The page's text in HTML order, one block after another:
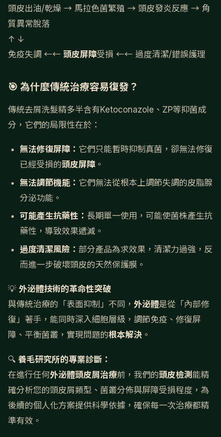
頭皮出油/乾燥 → 馬拉色菌繁殖 → 頭皮發炎反應 → 角
質異常脫落
↑ ↓
免疫失調 ←← 頭皮屏障受損 ←← 過度清潔/錯誤護理
🎯 為什麼傳統治療容易復發？
傳統去屑洗髮精多半含有Ketoconazole、ZP等抑菌成
分，它們的局限性在於：
無法修復屏障： 它們只能暫時抑制真菌，卻無法修復
已經受損的頭皮屏障 。
無法調節機能： 它們無法從根本上調節失調的皮脂腺
分泌功能。
可能產生抗藥性： 長期單一使用，可能使菌株產生抗
藥性，導致效果遞減。
過度清潔風險： 部分產品為求效果，清潔力過強，反
而進一步破壞頭皮的天然保護膜。
💡 外泌體技術的革命性突破
與傳統治療的「表面抑制」不同， 外泌體是從「內部修
復」著手，能同時深入細胞層級，調節免疫、修復屏
障、平衡菌叢，實現問題的根本解決 。
🔍 養毛研究所的專業診斷：
在進行任何外泌體頭皮屑治療前，我們的頭皮檢測 能精
確分析您的頭皮屑類型、菌叢分佈與屏障受損程度，為
後續的個人化方案提供科學依據，確保每一次治療都精
準有效。